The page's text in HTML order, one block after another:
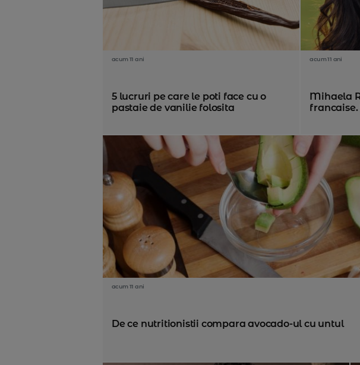
acum 11 ani
5 lucruri pe care le poti face cu o
pastaie de vanilie folosita
acum 11 ani
Mihaela
francaise.
acum 11 ani
De ce nutritionistii compara avocado-ul cu untul